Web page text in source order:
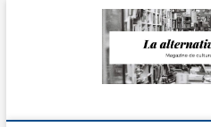
La